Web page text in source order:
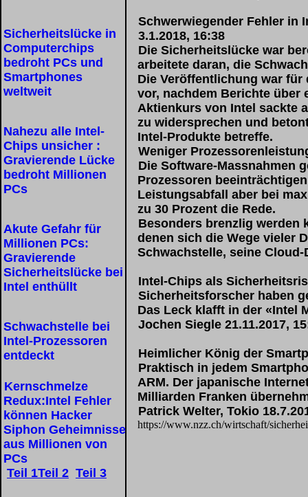
Sicherheitslücke in
Computerchips
bedroht PCs und
Smartphones
weltweit
Nahezu alle Intel-
Chips unsicher :
Gravierende Lücke
bedroht Millionen
PCs
Akute Gefahr für
Millionen PCs:
Gravierende
Sicherheitslücke bei
Intel enthüllt
Schwachstelle bei
Intel-Prozessoren
entdeckt
Kernschmelze
Redux:Intel Fehler
können Hacker
Siphon Geheimnisse
aus Millionen von
PCs
Teil 1Teil 2 Teil 3
Schwerwiegender Fehler in
3.1.2018, 16:38
Die Sicherheitslücke war
arbeitete daran, die
Die Veröffentlichung war für
vor, nachdem Berichte über
Aktienkurs von Intel sackte
zu widersprechen und
Intel-Produkte betreffe.
Weniger
Die Software-Massnahmen
Prozessoren
Leistungsabfall aber bei
zu 30 Prozent die Rede.
Besonders brenzlig werden
denen sich die Wege vieler
Schwachstelle, seine
Intel-Chips als
Sicherheitsforscher haben
Das Leck klafft in der «Intel
Jochen Siegle 21.11.2017,
Heimlicher König der
Praktisch in jedem
ARM. Der japanische
Milliarden Franken
Patrick Welter, Tokio
https://www.nzz.ch/wirtschaft/